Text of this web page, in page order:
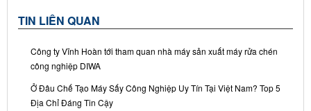
TIN LIÊN QUAN
Công ty Vĩnh Hoàn tới tham quan nhà máy sản xuất máy rửa chén
công nghiệp DIWA
Ở Đâu Chế Tạo Máy Sấy Công Nghiệp Uy Tín Tại Việt Nam? Top 5
Địa Chỉ Đáng Tin Cậy